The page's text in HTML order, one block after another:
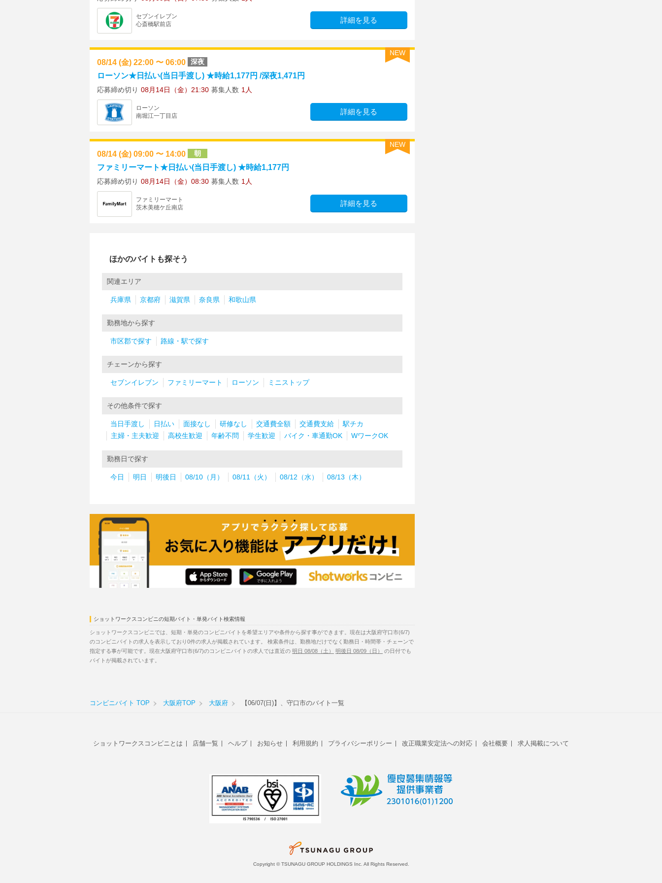
セブンイレブン
心斎橋駅前店
詳細を見る
NEW
08/14 (金) 22:00 〜 06:00 深夜
ローソン★日払い(当日手渡し) ★時給1,177円 /深夜1,471円
応募締め切り 08月14日（金）21:30 募集人数 1人
ローソン
南堀江一丁目店
詳細を見る
NEW
08/14 (金) 09:00 〜 14:00 朝
ファミリーマート★日払い(当日手渡し) ★時給1,177円
応募締め切り 08月14日（金）08:30 募集人数 1人
ファミリーマート
茨木美穂ケ丘南店
詳細を見る
ほかのバイトも探そう
関連エリア
兵庫県 京都府 滋賀県 奈良県 和歌山県
勤務地から探す
市区郡で探す 路線・駅で探す
チェーンから探す
セブンイレブン ファミリーマート ローソン ミニストップ
その他条件で探す
当日手渡し 日払い 面接なし 研修なし 交通費全額 交通費支給
駅チカ
主婦・主夫歓迎
高校生歓迎 年齢不問 学生歓迎 バイク・車通勤OK WワークOK
勤務日で探す
今日 明日 明後日 08/10（月） 08/11（火） 08/12（水） 08/13（木）
ショットワークスコンビニの短期バイト・単発バイト検索情報
ショットワークスコンビニでは、短期・単発のコンビニバイトを希望エリアや条件から探す事ができます。現在は大阪府守口市(6/7)
のコンビニバイトの求人を表示しており0件の求人が掲載されています。 検索条件は、勤務地だけでなく勤務日・時間帯・チェーンで
指定する事が可能です。現在大阪府守口市(6/7)のコンビニバイトの求人では直近の 明日 08/08（土） 明後日 08/09（日）
の日付でも
バイトが掲載されています。
コンビニバイト TOP 大阪府TOP 大阪府 【06/07(日)】、守口市のバイト一覧
ショットワークスコンビニとは 店舗一覧 ヘルプ お知らせ 利用規約 プライバシーポリシー 改正職業安定法への対応 会社概要 求人掲載について
Copyright © TSUNAGU GROUP HOLDINGS Inc. All Rights Reserved.